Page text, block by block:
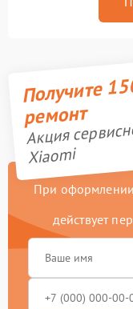
Получите
ремонт
Акция
Xiaomi
При оформлении
действует